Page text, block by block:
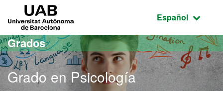
Acceso al contenido principal
Acceso a la navegación de la página
Idioma
Español
Grados
Grado en Psicología